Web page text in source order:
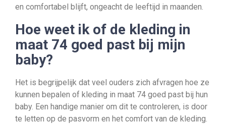
en comfortabel blijft, ongeacht de leeftijd in maanden.
Hoe weet ik of de kleding in
maat 74 goed past bij mijn
baby?
Het is begrijpelijk dat veel ouders zich afvragen hoe ze
kunnen bepalen of kleding in maat 74 goed past bij hun
baby. Een handige manier om dit te controleren, is door
te letten op de pasvorm en het comfort van de kleding.